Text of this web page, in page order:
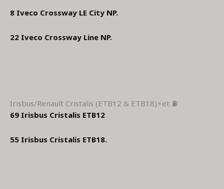
8 Iveco Crossway LE City NP.
22 Iveco Crossway Line NP.
Irisbus/Renault Cristalis (ETB12 & ETB18)⚡et ⛽
69 Irisbus Cristalis ETB12
55 Irisbus Cristalis ETB18.